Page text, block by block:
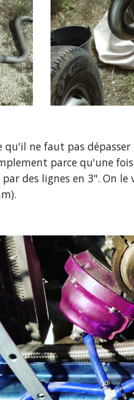
ne faut pas
parce qu'une
des lignes en 3". On